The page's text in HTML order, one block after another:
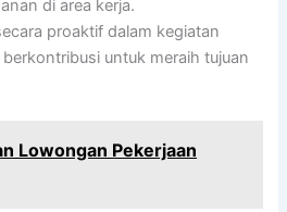
di area kerja.
proaktif dalam kegiatan
untuk meraih tujuan
Lowongan Pekerjaan